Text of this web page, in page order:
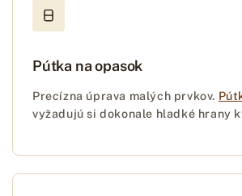
Pútka na opasok
Precízna úprava malých prvkov.
vyžadujú si dokonale hladké hrany